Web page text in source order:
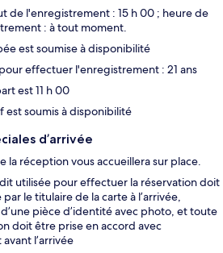
de l'enregistrement : 15 h 00 ; heure de
: à tout moment.
est soumise à disponibilité
effectuer l'enregistrement : 21 ans
est 11 h 00
est soumis à disponibilité
d’arrivée
la réception vous accueillera sur place.
utilisée pour effectuer la réservation doit
le titulaire de la carte à l’arrivée,
pièce d’identité avec photo, et toute
doit être prise en accord avec
l’arrivée